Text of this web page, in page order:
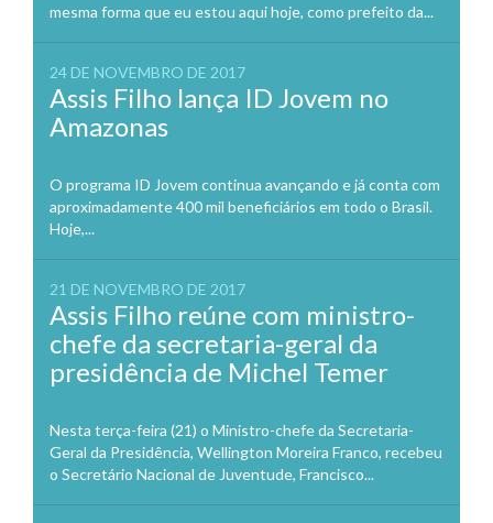
mesma forma que eu estou aqui hoje, como prefeito da...
24 DE NOVEMBRO DE 2017
Assis Filho lança ID Jovem no
Amazonas
O programa ID Jovem continua avançando e já conta com
aproximadamente 400 mil beneficiários em todo o Brasil.
Hoje,...
21 DE NOVEMBRO DE 2017
Assis Filho reúne com ministro-
chefe da secretaria-geral da
presidência de Michel Temer
Nesta terça-feira (21) o Ministro-chefe da Secretaria-
Geral da Presidência, Wellington Moreira Franco, recebeu
o Secretário Nacional de Juventude, Francisco...